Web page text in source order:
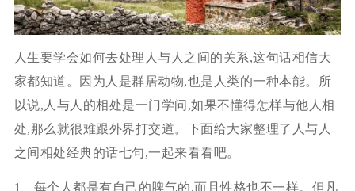
人生要学会如何去处理人与人之间的关系,这句话相信大
家都知道。因为人是群居动物,也是人类的一种本能。所
以说,人与人的相处是一门学问,如果不懂得怎样与他人相
处,那么就很难跟外界打交道。下面给大家整理了人与人
之间相处经典的话七句,一起来看看吧。
1、每个人都是有自己的脾气的,而且性格也不一样。但凡